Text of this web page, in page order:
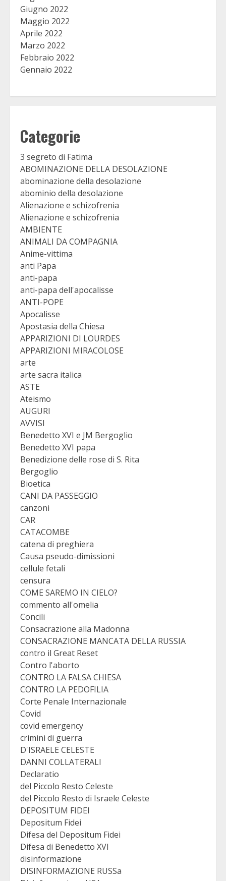
Giugno 2022
Maggio 2022
Aprile 2022
Marzo 2022
Febbraio 2022
Gennaio 2022
Categorie
3 segreto di Fatima
ABOMINAZIONE DELLA DESOLAZIONE
abominazione della desolazione
abominio della desolazione
Alienazione e schizofrenia
Alienazione e schizofrenia
AMBIENTE
ANIMALI DA COMPAGNIA
Anime-vittima
anti Papa
anti-papa
anti-papa dell'apocalisse
ANTI-POPE
Apocalisse
Apostasia della Chiesa
APPARIZIONI DI LOURDES
APPARIZIONI MIRACOLOSE
arte
arte sacra italica
ASTE
Ateismo
AUGURI
AVVISI
Benedetto XVI e JM Bergoglio
Benedetto XVI papa
Benedizione delle rose di S. Rita
Bergoglio
Bioetica
CANI DA PASSEGGIO
canzoni
CAR
CATACOMBE
catena di preghiera
Causa pseudo-dimissioni
cellule fetali
censura
COME SAREMO IN CIELO?
commento all'omelia
Concili
Consacrazione alla Madonna
CONSACRAZIONE MANCATA DELLA RUSSIA
contro il Great Reset
Contro l'aborto
CONTRO LA FALSA CHIESA
CONTRO LA PEDOFILIA
Corte Penale Internazionale
Covid
covid emergency
crimini di guerra
D'ISRAELE CELESTE
DANNI COLLATERALI
Declaratio
del Piccolo Resto Celeste
del Piccolo Resto di Israele Celeste
DEPOSITUM FIDEI
Depositum Fidei
Difesa del Depositum Fidei
Difesa di Benedetto XVI
disinformazione
DISINFORMAZIONE RUSSa